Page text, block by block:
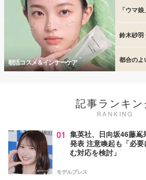
朝活コスメ＆インナーケア
「ウマ
鈴木砂羽
都合のよ
記事ランキン
RANKING
01 集英社、日向坂46藤
発表 注意喚起も「必
む対応を検討」
モデルプレス